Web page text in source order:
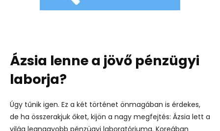
Ázsia lenne a jövő pénzügyi
laborja?
Úgy tűnik igen. Ez a két történet önmagában is érdekes,
de ha összerakjuk őket, kijön a nagy megfejtés: Ázsia lett a
világ legnagyobb pénzügyi laboratóriuma. Koreában